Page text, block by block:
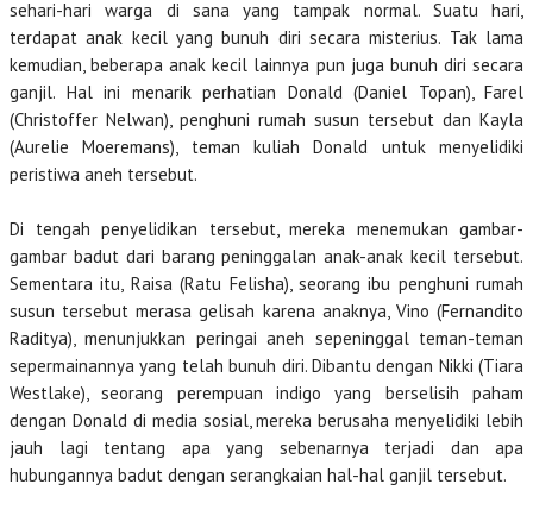
sehari-hari warga di sana yang tampak normal. Suatu hari,
terdapat anak kecil yang bunuh diri secara misterius. Tak lama
kemudian, beberapa anak kecil lainnya pun juga bunuh diri secara
ganjil. Hal ini menarik perhatian Donald (Daniel Topan), Farel
(Christoffer Nelwan), penghuni rumah susun tersebut dan Kayla
(Aurelie Moeremans), teman kuliah Donald untuk menyelidiki
peristiwa aneh tersebut.
Di tengah penyelidikan tersebut, mereka menemukan gambar-
gambar badut dari barang peninggalan anak-anak kecil tersebut.
Sementara itu, Raisa (Ratu Felisha), seorang ibu penghuni rumah
susun tersebut merasa gelisah karena anaknya, Vino (Fernandito
Raditya), menunjukkan peringai aneh sepeninggal teman-teman
sepermainannya yang telah bunuh diri. Dibantu dengan Nikki (Tiara
Westlake), seorang perempuan indigo yang berselisih paham
dengan Donald di media sosial, mereka berusaha menyelidiki lebih
jauh lagi tentang apa yang sebenarnya terjadi dan apa
hubungannya badut dengan serangkaian hal-hal ganjil tersebut.